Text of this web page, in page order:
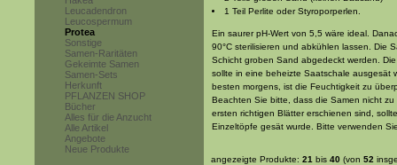
Leucadendron
Leucospermum
Protea
Sonstige
Samen-Raritäten
Gekeimte Samen
Samen-Sets
Herkunft
PFLANZEN SHOP
Bücher
Alles für die Anzucht
Alle Artikel
Angebote
Neue Produkte
1 Teil Perlite oder Styroporperlen.
Ein saurer pH-Wert von 5,5 wäre ideal.
90°C sterilisieren und abkühlen lassen. Die
Schicht groben Sand abgedeckt werden.
sollte in eine beheizte Saatschale ausgesät
besten morgens, ist die Feuchtigkeit zu
Beachten Sie bitte, dass die Samen nicht
ersten richtigen Blätter erschienen sind,
Einzeltöpfe gesät wurde. Bitte verwenden
angezeigte Produkte: 21 bis 40 (von 52